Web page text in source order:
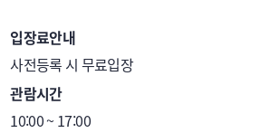
입장료안내
사전등록 시 무료입장
관람시간
10:00 ~ 17:00